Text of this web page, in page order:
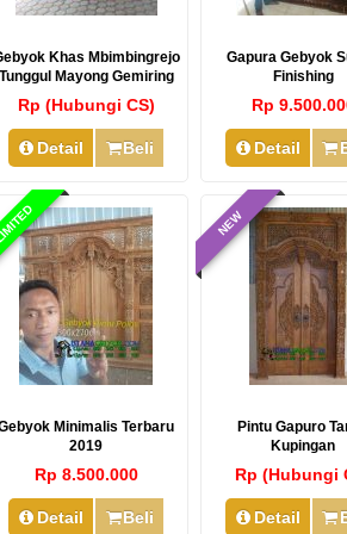
Khas Mbimbingrejo
Mayong Gemiring
Rp (Hubungi CS)
Detail Beli
Gapura Gebyok
Finishing
Rp
Detail
Minimalis Terbaru
2019
Rp 8.500.000
Detail Beli
NEW
Pintu Gapuro
Kupingan
Rp (Hubungi
Detail